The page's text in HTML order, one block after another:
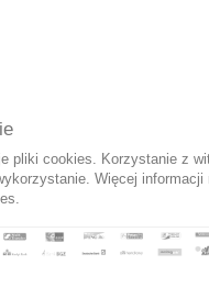
pliki cookies. Korzystanie z
Więcej informacji